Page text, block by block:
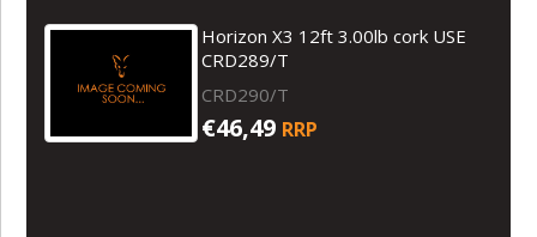
Horizon X3 12ft 3.00lb cork USE
CRD289/T
CRD290/T
€46,49 RRP